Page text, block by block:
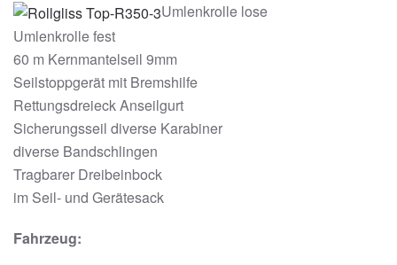
Umlenkrolle lose
Umlenkrolle fest
60 m Kernmantelseil 9mm
Seilstoppgerät mit Bremshilfe
Rettungsdreieck Anseilgurt
Sicherungsseil diverse Karabiner
diverse Bandschlingen
Tragbarer Dreibeinbock
im Seil- und Gerätesack
Fahrzeug: